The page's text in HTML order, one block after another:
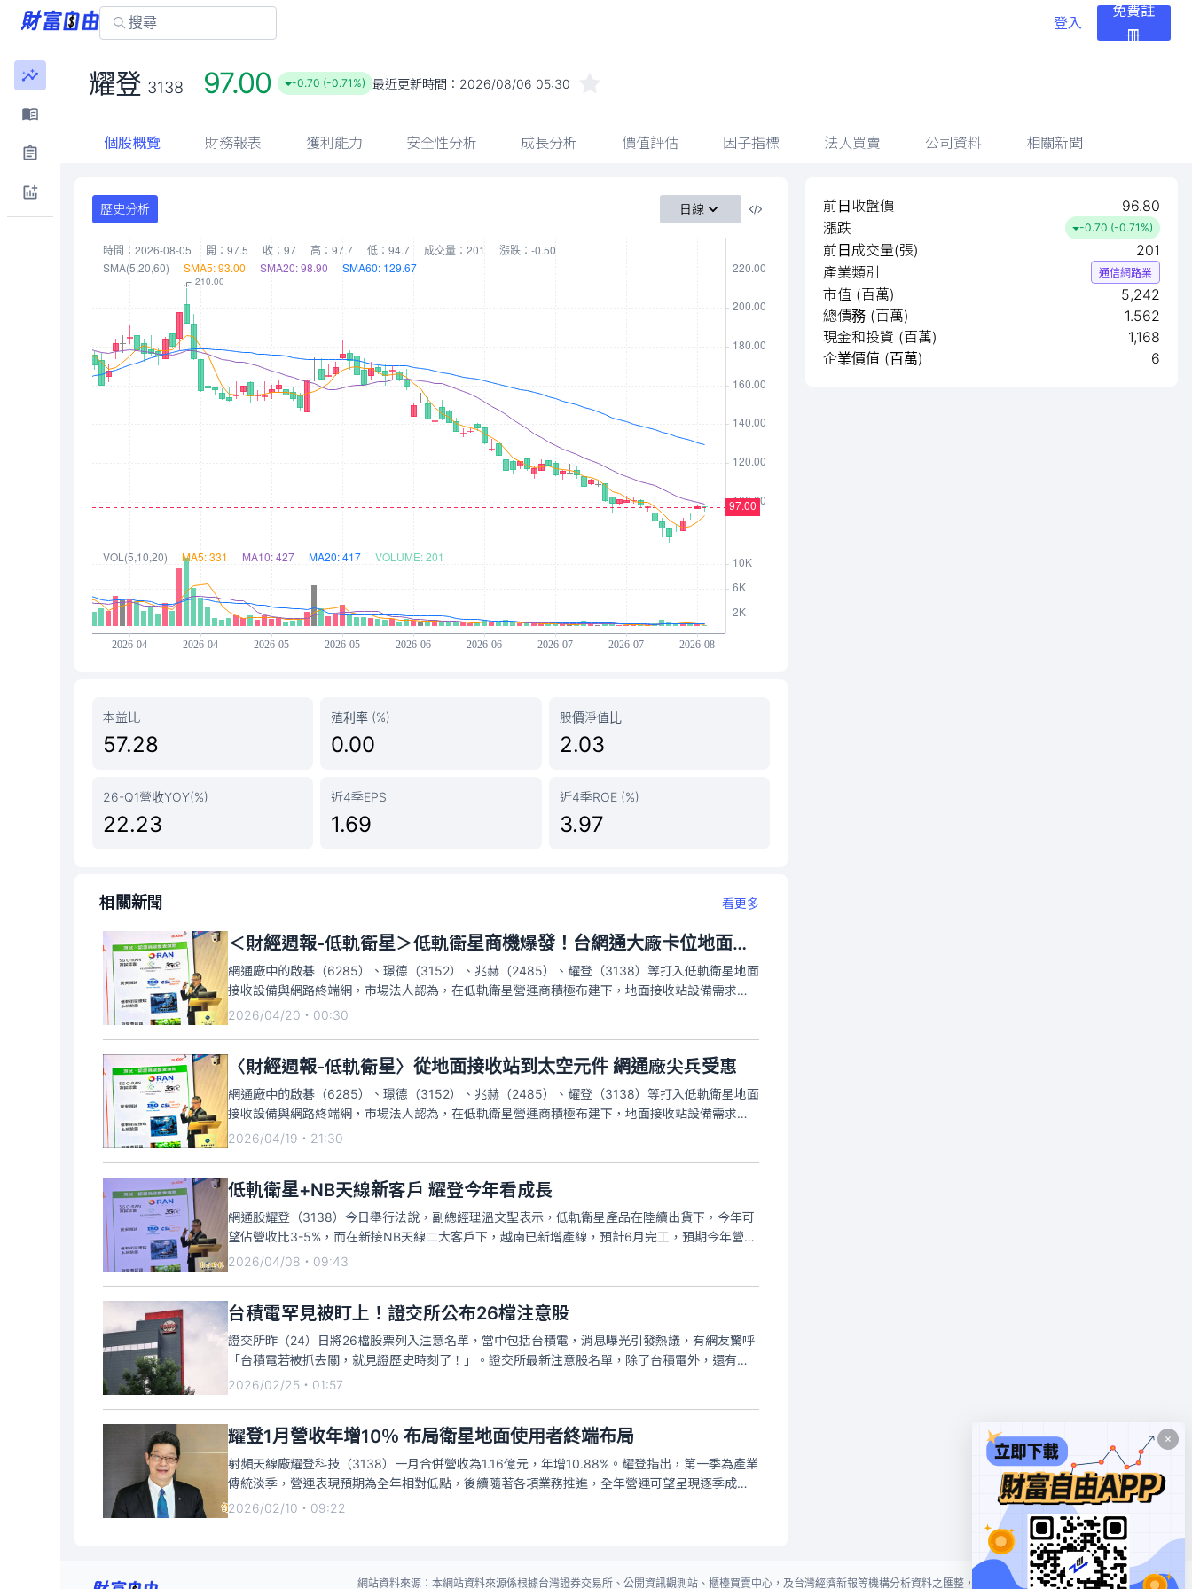
登入
免費註
冊
耀登 3138 97.00 -0.70 (-0.71%) 最近更新時間： 2026/08/06 05:30
個股概覽 財務報表 獲利能力 安全性分析 成長分析 價值評估 因子指標 法人買賣 公司資料 相關新聞
歷史分析 日線
本益比
57.28
殖利率 (%)
0.00
股價淨值比
2.03
26-Q1營收YOY(%)
22.23
近4季EPS
1.69
近4季ROE (%)
3.97
相關新聞 看更多
＜財經週報-低軌衛星＞低軌衛星商機爆發！台網通大廠卡位地面設備
網通廠中的啟碁（6285）、璟德（3152）、兆赫（2485）、耀登（3138）等打入低軌衛星地面
接收設備與網路終端網，市場法人認為，在低軌衛星營運商積極布建下，地面接收站設備需求也
隨用戶成長而倍增，相關台廠可望受惠。啟碁去年貢獻破百億 2026年占比衝28%續攀高峰
2026/04/20・00:30
〈財經週報-低軌衛星〉從地面接收站到太空元件 網通廠尖兵受惠
網通廠中的啟碁（6285）、璟德（3152）、兆赫（2485）、耀登（3138）等打入低軌衛星地面
接收設備與網路終端網，市場法人認為，在低軌衛星營運商積極布建下，地面接收站設備需求也
隨用戶成長而倍增，相關台廠可望受惠。啟碁去年貢獻破百億 2026年占比續攀高峰
2026/04/19・21:30
低軌衛星+NB天線新客戶 耀登今年看成長
網通股耀登（3138）今日舉行法說，副總經理溫文聖表示，低軌衛星產品在陸續出貨下，今年可
望佔營收比3-5%，而在新接NB天線二大客戶下，越南已新增產線，預計6月完工，預期今年營收
可望有雙位數成長。法人指出，耀登低軌衛星產品預計今年第三季開始出貨，明年出貨規模可望
2026/04/08・09:43
台積電罕見被盯上！證交所公布26檔注意股
證交所昨（24）日將26檔股票列入注意名單，當中包括台積電，消息曝光引發熱議，有網友驚呼
「台積電若被抓去關，就見證歷史時刻了！」。證交所最新注意股名單，除了台積電外，還有中
砂、台橡、華通、旺宏、燿華、兆赫、瑞軒、中工、欣興、耀登、大量、景碩、聯鈞、世芯 -
2026/02/25・01:57
耀登1月營收年增10％ 布局衛星地面使用者終端布局
射頻天線廠耀登科技（3138）一月合併營收為1.16億元，年增10.88%。耀登指出，第一季為產業
傳統淡季，營運表現預期為全年相對低點，後續隨著各項業務推進，全年營運可望呈現逐季成長
態勢。耀登表示，天線業務2026年延續2025年營運動能，維持成長趨勢；衛星業務隨著相關產
2026/02/10・09:22
前日收盤價
96.80
漲跌
-0.70 (-0.71%)
前日成交量(張)
201
產業類別
通信網路業
市值 (百萬)
5,242
總債務 (百萬)
1.562
現金和投資 (百萬)
1,168
企業價值 (百萬)
6
網站資料來源：本網站資料來源係根據台灣證券交易所、公開資訊觀測站、櫃檯買賣中心，及台灣經濟新報等機構分析資料之匯整，本網站對投資人買賣不作任何建議或暗